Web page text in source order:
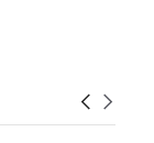
Carousel